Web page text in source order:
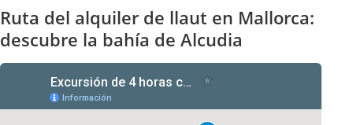
Ruta del alquiler de llaut en Mallorca:
descubre la bahía de Alcudia